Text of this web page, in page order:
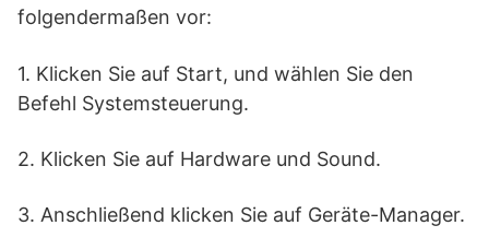
folgendermaßen vor:
1. Klicken Sie auf Start, und wählen Sie den
Befehl Systemsteuerung.
2. Klicken Sie auf Hardware und Sound.
3. Anschließend klicken Sie auf Geräte-Manager.